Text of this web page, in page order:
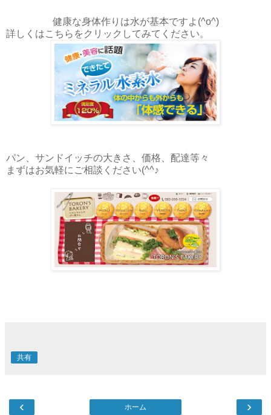
健康な身体作りは水が基本ですよ(^o^)
詳しくはこちらをクリックしてみてください。
パン、サンドイッチの大きさ、価格、配達等々
まずはお気軽にご相談ください(^^♪
共有
‹ ›
ホーム